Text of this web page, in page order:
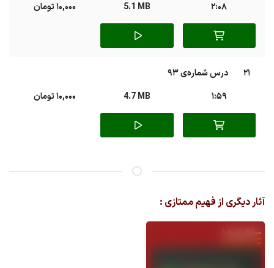
2:08
5.1 MB 10,000 تومان
21
درس شماره‌ی 93
1:59
4.7 MB 10,000 تومان
آثار دیگری از فهیم ممتازی :